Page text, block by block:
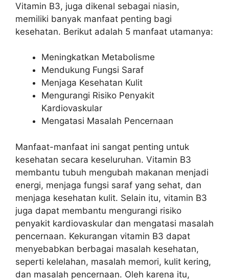
Vitamin B3, juga dikenal sebagai niasin,
memiliki banyak manfaat penting bagi
kesehatan. Berikut adalah 5 manfaat utamanya:
Meningkatkan Metabolisme
Mendukung Fungsi Saraf
Menjaga Kesehatan Kulit
Mengurangi Risiko Penyakit
Kardiovaskular
Mengatasi Masalah Pencernaan
Manfaat-manfaat ini sangat penting untuk
kesehatan secara keseluruhan. Vitamin B3
membantu tubuh mengubah makanan menjadi
energi, menjaga fungsi saraf yang sehat, dan
menjaga kesehatan kulit. Selain itu, vitamin B3
juga dapat membantu mengurangi risiko
penyakit kardiovaskular dan mengatasi masalah
pencernaan. Kekurangan vitamin B3 dapat
menyebabkan berbagai masalah kesehatan,
seperti kelelahan, masalah memori, kulit kering,
dan masalah pencernaan. Oleh karena itu,